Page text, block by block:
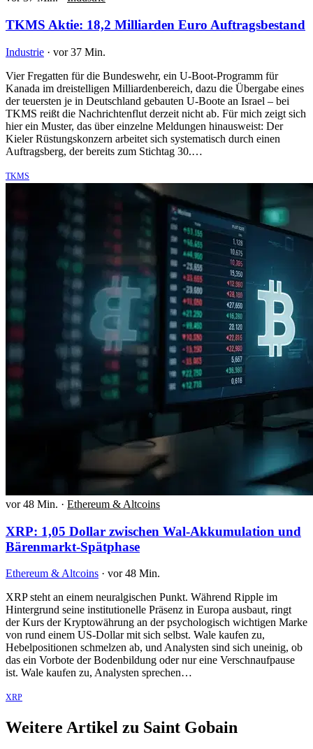
TKMS Aktie: 18,2 Milliarden Euro Auftragsbestand
Industrie · vor 37 Min.
Vier Fregatten für die Bundeswehr, ein U-Boot-Programm für
Kanada im dreistelligen Milliardenbereich, dazu die Übergabe eines
der teuersten je in Deutschland gebauten U-Boote an Israel – bei
TKMS reißt die Nachrichtenflut derzeit nicht ab. Für mich zeigt sich
hier ein Muster, das über einzelne Meldungen hinausweist: Der
Kieler Rüstungskonzern arbeitet sich systematisch durch einen
Auftragsberg, der bereits zum Stichtag 30.…
TKMS
vor 48 Min. · Ethereum & Altcoins
XRP: 1,05 Dollar zwischen Wal-Akkumulation und
Bärenmarkt-Spätphase
Ethereum & Altcoins · vor 48 Min.
XRP steht an einem neuralgischen Punkt. Während Ripple im
Hintergrund seine institutionelle Präsenz in Europa ausbaut, ringt
der Kurs der Kryptowährung an der psychologisch wichtigen Marke
von rund einem US-Dollar mit sich selbst. Wale kaufen zu,
Hebelpositionen schmelzen ab, und Analysten sind sich uneinig, ob
das ein Vorbote der Bodenbildung oder nur eine Verschnaufpause
ist. Wale kaufen zu, Analysten sprechen…
XRP
Weitere Artikel zu Saint Gobain